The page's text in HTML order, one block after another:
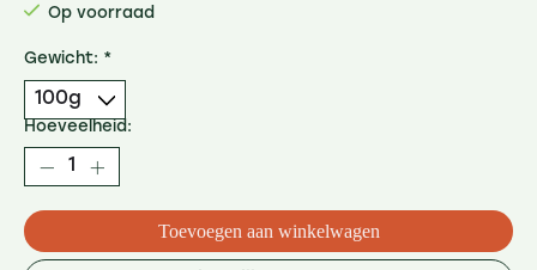
Op voorraad
Gewicht: *
Hoeveelheid:
Toevoegen aan winkelwagen